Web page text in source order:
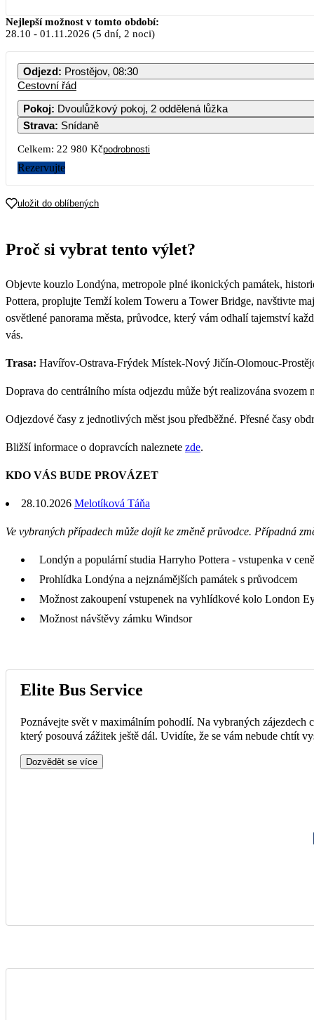
Nejlepší možnost v tomto období:
28.10 - 01.11.2026 (5 dní, 2 noci)
Odjezd: Prostějov, 08:30
Cestovní řád
Pokoj: Dvoulůžkový pokoj, 2 oddělená lůžka
Strava: Snídaně
Celkem: 22 980 Kčpodrobnosti
Rezervujte
uložit do oblíbených
Proč si vybrat tento výlet?
Objevte kouzlo Londýna, metropole plné ikonických památek,
Pottera, proplujte Temží kolem Toweru a Tower Bridge, navštivte
osvětlené panorama města, průvodce, který vám odhalí tajemství
vás.
Trasa: Havířov-Ostrava-Frýdek Místek-Nový Jičín-Olomouc-
Doprava do centrálního místa odjezdu může být realizována
Odjezdové časy z jednotlivých měst jsou předběžné. Přesné časy
Bližší informace o dopravcích naleznete zde.
KDO VÁS BUDE PROVÁZET
28.10.2026 Melotíková Táňa
Ve vybraných případech může dojít ke změně průvodce. Případná
Londýn a populární studia Harryho Pottera - vstupenka v
Prohlídka Londýna a nejznámějších památek s průvodcem
Možnost zakoupení vstupenek na vyhlídkové kolo London
Možnost návštěvy zámku Windsor
Elite Bus Service
Poznávejte svět v maximálním pohodlí. Na vybraných zájezdech
který posouvá zážitek ještě dál. Uvidíte, že se vám nebude chtít
Dozvědět se více